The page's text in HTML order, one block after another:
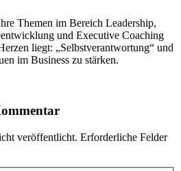
Themen im Bereich Leadership,
und Executive Coaching
liegt: „Selbstverantwortung“ und
im Business zu stärken.
veröffentlicht. Erforderliche Felder